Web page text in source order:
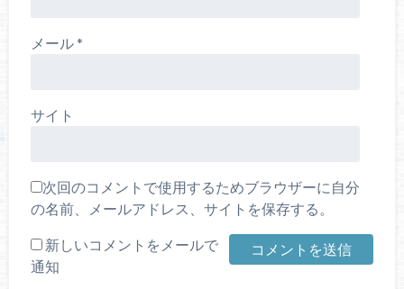
メール*
サイト
次回のコメントで使用するためブラウザーに自分
の名前、メールアドレス、サイトを保存する。
新しいコメントをメールで
通知